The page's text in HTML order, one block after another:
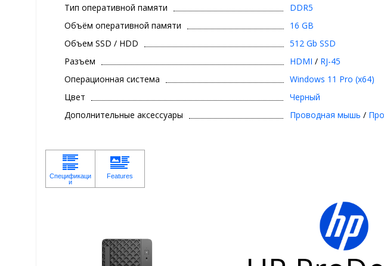
Тип оперативной памяти
DDR5
Объём оперативной памяти
16 GB
Объем SSD / HDD
512 Gb SSD
Разъем
HDMI / RJ-45
Операционная система
Windows 11 Pro (x64)
Цвет
Черный
Дополнительные аксессуары
Проводная мышь /